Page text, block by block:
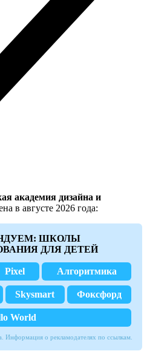
академия дизайна и
в августе 2026 года:
ШКОЛЫ
ДЛЯ ДЕТЕЙ
Pixel Алгоритмика
Skysmart Фоксфорд
World
Информация о рекламодателях по ссылкам.